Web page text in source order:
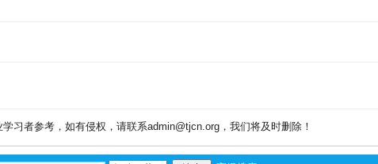
习者参考，如有侵权，请联系admin@tjcn.org，我们将及时删除！